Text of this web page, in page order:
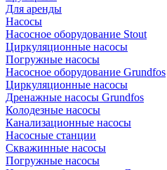
Для аренды
Насосы
Насосное оборудование Stout
Циркуляционные насосы
Погружные насосы
Насосное оборудование Grundfos
Циркуляционные насосы
Дренажные насосы Grundfos
Колодезные насосы
Канализационные насосы
Насосные станции
Скважинные насосы
Погружные насосы